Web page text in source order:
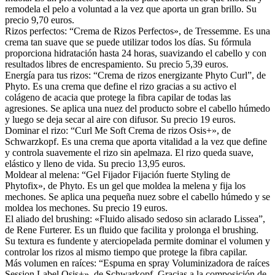
remodela el pelo a voluntad a la vez que aporta un gran brillo. Su
precio 9,70 euros.
Rizos perfectos: “Crema de Rizos Perfectos», de Tressemme. Es una
crema tan suave que se puede utilizar todos los días. Su fórmula
proporciona hidratación hasta 24 horas, suavizando el cabello y con
resultados libres de encrespamiento. Su precio 5,39 euros.
Energía para tus rizos: “Crema de rizos energizante Phyto Curl”, de
Phyto. Es una crema que define el rizo gracias a su activo el
colágeno de acacia que protege la fibra capilar de todas las
agresiones. Se aplica una nuez del producto sobre el cabello húmedo
y luego se deja secar al aire con difusor. Su precio 19 euros.
Dominar el rizo: “Curl Me Soft Crema de rizos Osis+», de
Schwarzkopf. Es una crema que aporta vitalidad a la vez que define
y controla suavemente el rizo sin apelmaza. El rizo queda suave,
elástico y lleno de vida. Su precio 13,95 euros.
Moldear al melena: “Gel Fijador Fijación fuerte Styling de
Phytofix», de Phyto. Es un gel que moldea la melena y fija los
mechones. Se aplica una pequeña nuez sobre el cabello húmedo y se
moldea los mechones. Su precio 19 euros.
El aliado del brushing: «Fluido alisado sedoso sin aclarado Lissea”,
de Rene Furterer. Es un fluido que facilita y prolonga el brushing.
Su textura es fundente y aterciopelada permite dominar el volumen y
controlar los rizos al mismo tiempo que protege la fibra capilar.
Más volumen en raíces: “Espuma en spray Voluminizadora de raíces